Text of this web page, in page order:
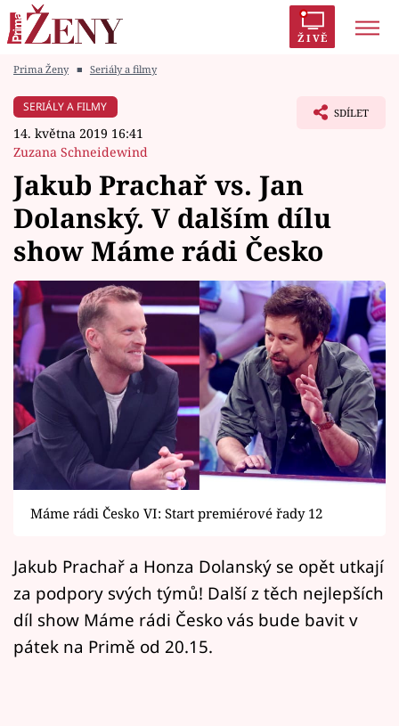
ŽIVĚ
Módní alarm
Témata
Celebrity
Vztahy
Seriály
Horoskopy
Sledujte prima+
Filmový festival Karlovy Vary
Mámy sobě
Přihlášení
Prima Ženy ■ Seriály a filmy
SERIÁLY A FILMY
14. května 2019 16:41
Zuzana Schneidewind
SDÍLET
Jakub Prachař vs. Jan
Dolanský. V dalším dílu
show Máme rádi Česko
Máme rádi Česko VI: Start premiérové řady 12
Jakub Prachař a Honza Dolanský se opět utkají
za podpory svých týmů! Další z těch nejlepších
díl show Máme rádi Česko vás bude bavit v
pátek na Primě od 20.15.